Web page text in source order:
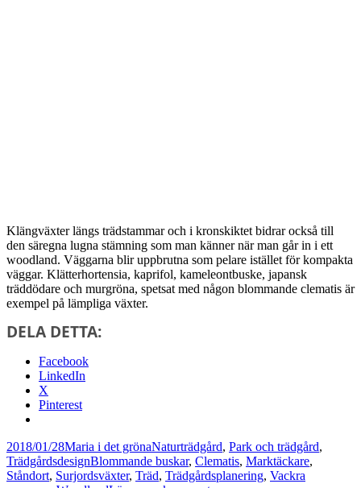
Klängväxter längs trädstammar och i kronskiktet bidrar också till
den säregna lugna stämning som man känner när man går in i ett
woodland. Väggarna blir uppbrutna som pelare istället för kompakta
väggar. Klätterhortensia, kaprifol, kameleontbuske, japansk
träddödare och murgröna, spetsat med någon blommande clematis är
exempel på lämpliga växter.
DELA DETTA:
Facebook
LinkedIn
X
Pinterest
Postat
2018/01/28Författare
Maria i det grönaKategorier
Naturträdgård, Park och trädgård,
TrädgårdsdesignTaggar
Blommande buskar, Clematis, Marktäckare,
Ståndort, Surjordsväxter, Träd, Trädgårdsplanering, Vackra